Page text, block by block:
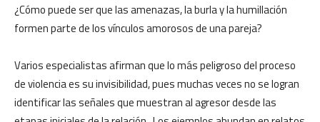
¿Cómo puede ser que las amenazas, la burla y la humillación
formen parte de los vínculos amorosos de una pareja?
Varios especialistas afirman que lo más peligroso del proceso
de violencia es su invisibilidad, pues muchas veces no se logran
identificar las señales que muestran al agresor desde las